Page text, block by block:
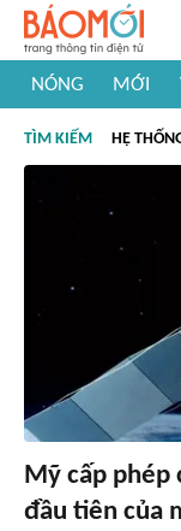
NÓNG MỚI
#Khám phá thế giới
TÌM KIẾM HỆ
Mỹ cấp phép
đầu tiên của